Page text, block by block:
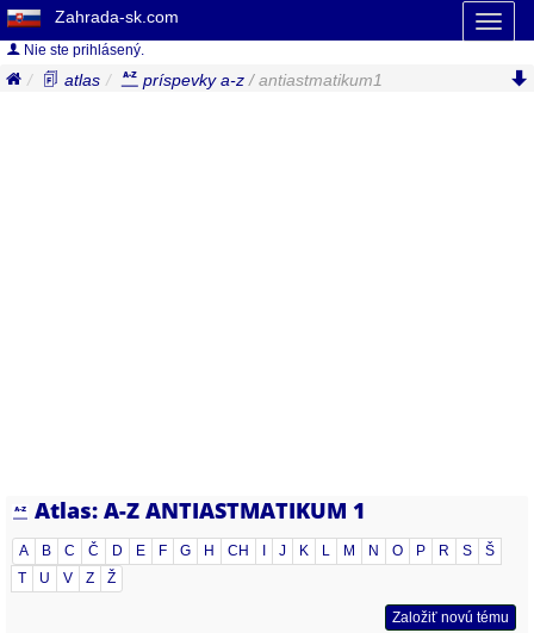
Zahrada-sk.com
Nie ste prihlásený.
atlas príspevky a-z / antiastmatikum1
Atlas: A-Z ANTIASTMATIKUM 1
A B C Č D E F G H CH J K L M N O P R S
Š
T
U V Z Ž
Založiť novú tému